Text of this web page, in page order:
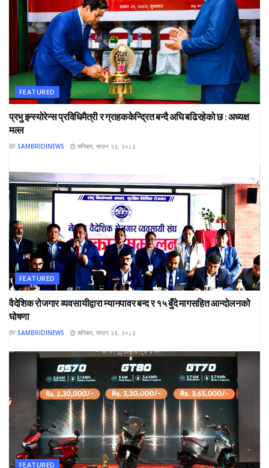
FEATURED
प्रभु इन्स्योरेन्स प्रविधिमैत्री र ग्राहककेन्द्रित बन्दै अघि बढिरहेको छ : अध्यक्ष
मल्ल
BY SAMBRIDINEWS शनिबार, साउन २३, २०८३
FEATURED
वैदेशिक रोजगार व्यवसायीद्वारा म्यानपावर बन्द र १५ बुँदे मागसहित आन्दोलनको
घोषणा
BY SAMBRIDINEWS शनिबार, साउन २३, २०८३
FEATURED